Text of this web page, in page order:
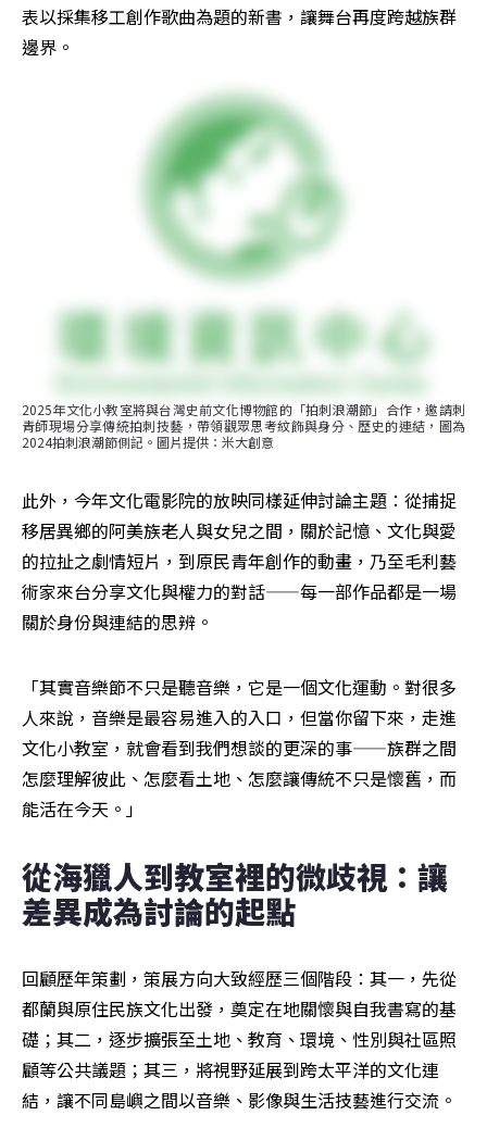
表以採集移工創作歌曲為題的新書，讓舞台再度跨越族群
邊界。
2025年文化小教室將與台灣史前文化博物館的「拍刺浪潮節」合作，邀請刺
青師現場分享傳統拍刺技藝，帶領觀眾思考紋飾與身分、歷史的連結，圖為
2024拍刺浪潮節側記。圖片提供：米大創意
此外，今年文化電影院的放映同樣延伸討論主題：從捕捉
移居異鄉的阿美族老人與女兒之間，關於記憶、文化與愛
的拉扯之劇情短片，到原民青年創作的動畫，乃至毛利藝
術家來台分享文化與權力的對話——每一部作品都是一場
關於身份與連結的思辨。
「其實音樂節不只是聽音樂，它是一個文化運動。對很多
人來說，音樂是最容易進入的入口，但當你留下來，走進
文化小教室，就會看到我們想談的更深的事——族群之間
怎麼理解彼此、怎麼看土地、怎麼讓傳統不只是懷舊，而
能活在今天。」
從海獵人到教室裡的微歧視：讓
差異成為討論的起點
回顧歷年策劃，策展方向大致經歷三個階段：其一，先從
都蘭與原住民族文化出發，奠定在地關懷與自我書寫的基
礎；其二，逐步擴張至土地、教育、環境、性別與社區照
顧等公共議題；其三，將視野延展到跨太平洋的文化連
結，讓不同島嶼之間以音樂、影像與生活技藝進行交流。